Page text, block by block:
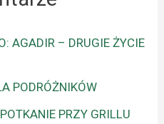
AGADIR – DRUGIE ŻYCIE
PODRÓŻNIKÓW
PRZY GRILLU